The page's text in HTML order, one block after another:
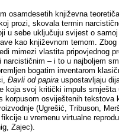
osamdesetih književna
prozi, skovala termin
u sebe uključuju svijest o
kao književnom temom.
mimezi vlastita pripovjednog
narcističnim – i to u najboljem
bogatim inventarom
Đavli od papira uspostavljaju
koja svoj kritički impuls smješta
korpusom osviještenih tekstova
(Ugrešić, Tribuson,
u vremenu virtualne
Zajec).